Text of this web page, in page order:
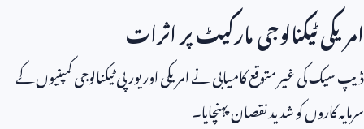
امریکی ٹیکنالوجی مارکیٹ پر اثرات
ڈیپ سیک کی غیر متوقع کامیابی نے امریکی اور یورپی ٹیکنالوجی کمپنیوں کے
سرمایہ کاروں کو شدید نقصان پہنچایا۔